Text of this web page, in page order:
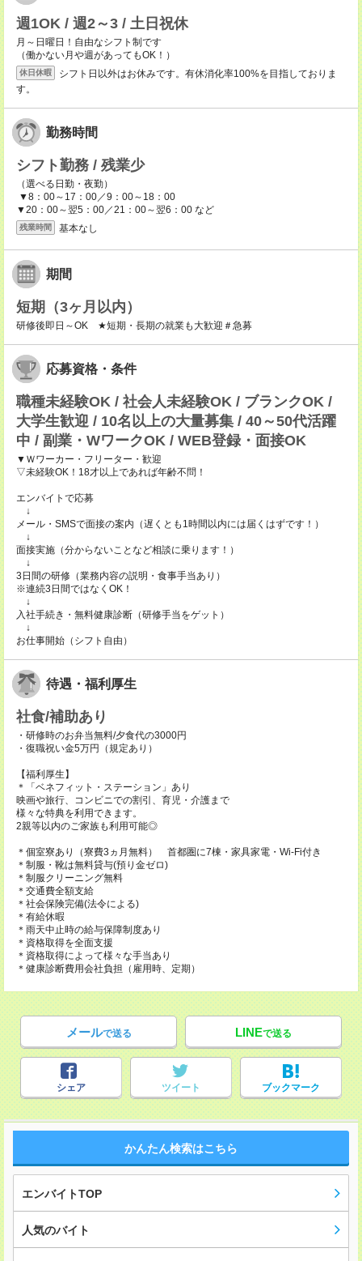
週1OK / 週2～3 / 土日祝休
月～日曜日！自由なシフト制です
（働かない月や週があってもOK！）
休日休暇
シフト日以外はお休みです。有休消化率100%を目指しておりま
す。
勤務時間
シフト勤務 / 残業少
（選べる日勤・夜勤）
▼8：00～17：00／9：00～18：00
▼20：00～翌5：00／21：00～翌6：00 など
残業時間 基本なし
期間
短期（3ヶ月以内）
研修後即日～OK ★短期・長期の就業も大歓迎＃急募
応募資格・条件
職種未経験OK / 社会人未経験OK / ブランクOK /
大学生歓迎 / 10名以上の大量募集 / 40～50代活躍
中 / 副業・WワークOK / WEB登録・面接OK
▼Ｗワーカー・フリーター・歓迎
▽未経験OK！18才以上であれば年齢不問！
エンバイトで応募
↓
メール・SMSで面接の案内（遅くとも1時間以内には届くはずです！）
↓
面接実施（分からないことなど相談に乗ります！）
↓
3日間の研修（業務内容の説明・食事手当あり）
※連続3日間ではなくOK！
↓
入社手続き・無料健康診断（研修手当をゲット）
↓
お仕事開始（シフト自由）
待遇・福利厚生
社食/補助あり
・研修時のお弁当無料/夕食代の3000円
・復職祝い金5万円（規定あり）
【福利厚生】
＊「ベネフィット・ステーション」あり
映画や旅行、コンビニでの割引、育児・介護まで
様々な特典を利用できます。
2親等以内のご家族も利用可能◎
＊個室寮あり（寮費3ヵ月無料） 首都圏に7棟・家具家電・Wi-Fi付き
＊制服・靴は無料貸与(預り金ゼロ)
＊制服クリーニング無料
＊交通費全額支給
＊社会保険完備(法令による)
＊有給休暇
＊雨天中止時の給与保障制度あり
＊資格取得を全面支援
＊資格取得によって様々な手当あり
＊健康診断費用会社負担（雇用時、定期）
メールで送る LINEで送る
シェア ツイート ブックマーク
かんたん検索はこちら
エンバイトTOP
人気のバイト